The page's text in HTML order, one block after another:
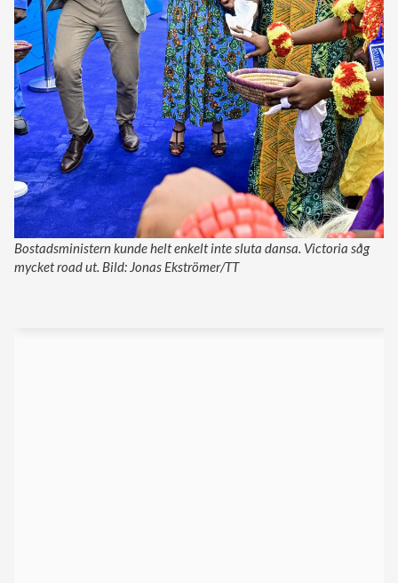
Bostadsministern kunde helt enkelt inte sluta dansa. Victoria såg
mycket road ut. Bild: Jonas Ekströmer/TT